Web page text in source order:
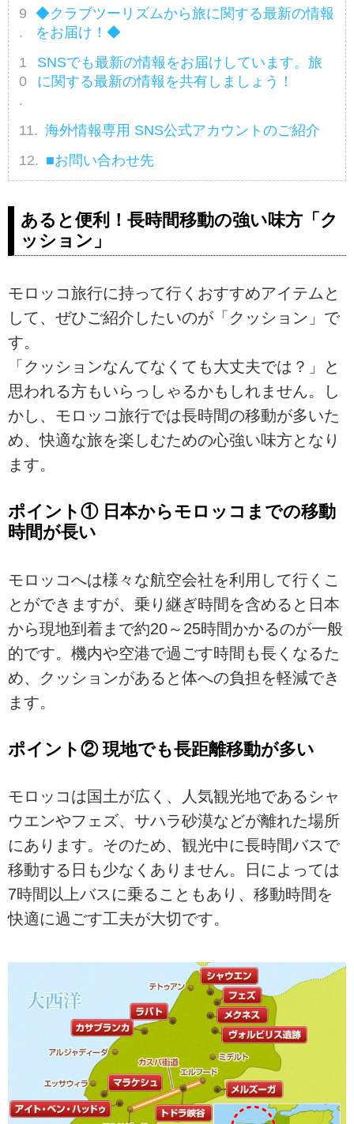
◆クラブツーリズムから旅に関する最新の情報
をお届け！◆
SNSでも最新の情報をお届けしています。旅
に関する最新の情報を共有しましょう！
海外情報専用 SNS公式アカウントのご紹介
■お問い合わせ先
あると便利！長時間移動の強い味方「ク
ッション」
モロッコ旅行に持って行くおすすめアイテムと
して、ぜひご紹介したいのが「クッション」で
す。
「クッションなんてなくても大丈夫では？」と
思われる方もいらっしゃるかもしれません。し
かし、モロッコ旅行では長時間の移動が多いた
め、快適な旅を楽しむための心強い味方となり
ます。
ポイント① 日本からモロッコまでの移動
時間が長い
モロッコへは様々な航空会社を利用して行くこ
とができますが、乗り継ぎ時間を含めると日本
から現地到着まで約20～25時間かかるのが一般
的です。機内や空港で過ごす時間も長くなるた
め、クッションがあると体への負担を軽減でき
ます。
ポイント② 現地でも長距離移動が多い
モロッコは国土が広く、人気観光地であるシャ
ウエンやフェズ、サハラ砂漠などが離れた場所
にあります。そのため、観光中に長時間バスで
移動する日も少なくありません。日によっては
7時間以上バスに乗ることもあり、移動時間を
快適に過ごす工夫が大切です。